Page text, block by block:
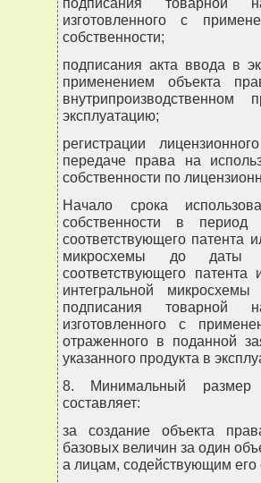
изготовленного с
собственности;
подписания акта ввода в
применением объекта
эксплуатацию;
регистрации
передаче права на
собственности по
Начало срока
собственности в
соответствующего патента
микросхемы до даты
соответствующего
интегральной
подписания товарной
изготовленного с
отраженного в поданной
указанного продукта в
8. Минимальный размер
составляет:
за создание объекта
базовых величин за один
а лицам, содействующим